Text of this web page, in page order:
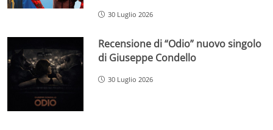
30 Luglio 2026
Recensione di “Odio” nuovo singolo
di Giuseppe Condello
30 Luglio 2026